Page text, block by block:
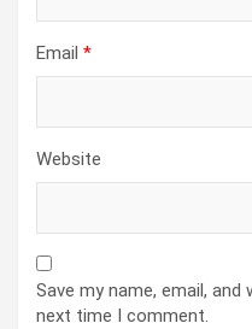
Email *
Website
Save my name, email,
next time I comment.